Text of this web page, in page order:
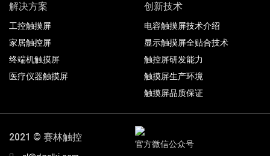
解决方案
工控触摸屏
家居触控屏
终端机触摸屏
医疗仪器触摸屏
创新技术
电容触摸屏技术介绍
显示触摸屏全贴合技术
触控屏研发能力
触摸屏生产环境
触摸屏品质保证
2021 © 赛林触控
官方微信公众号